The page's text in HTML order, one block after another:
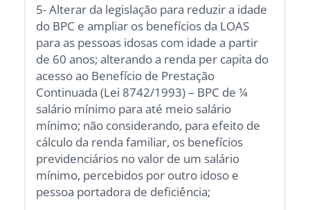
5- Alterar da legislação para reduzir a idade
do BPC e ampliar os benefícios da LOAS
para as pessoas idosas com idade a partir
de 60 anos; alterando a renda per capita do
acesso ao Benefício de Prestação
Continuada (Lei 8742/1993) – BPC de ¼
salário mínimo para até meio salário
mínimo; não considerando, para efeito de
cálculo da renda familiar, os benefícios
previdenciários no valor de um salário
mínimo, percebidos por outro idoso e
pessoa portadora de deficiência;